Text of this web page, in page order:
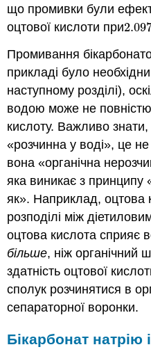
що промивки були
оцтової кислоти при
Промивання
прикладі було
наступному розділі),
водою може не
кислоту. Важливо
«розчинна у воді», це
вона «органічна
яка виникає з принципу
як». Наприклад, оцтова
розподілі між
оцтова кислота сприяє
більше, ніж органічний
здатність оцтової
сполук розчинятися в
сепараторної воронки.
Бікарбонат натрію